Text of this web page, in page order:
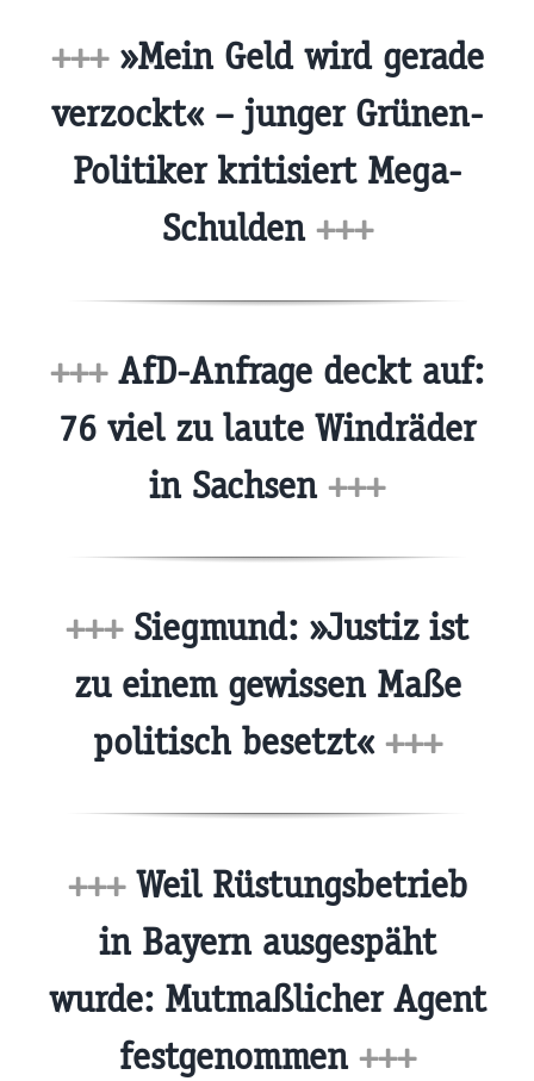
+++ »Mein Geld wird gerade
verzockt« – junger Grünen-
Politiker kritisiert Mega-
Schulden +++
+++AfD-Anfrage deckt auf:
76 viel zu laute Windräder
in Sachsen +++
+++Siegmund: »Justiz ist
zu einem gewissen Maße
politisch besetzt« +++
+++Weil Rüstungsbetrieb
in Bayern ausgespäht
wurde: Mutmaßlicher Agent
festgenommen +++